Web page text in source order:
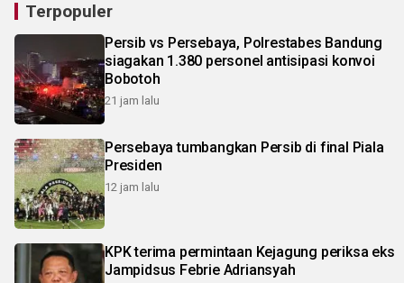
Terpopuler
Persib vs Persebaya, Polrestabes Bandung
siagakan 1.380 personel antisipasi konvoi
Bobotoh
21 jam lalu
Persebaya tumbangkan Persib di final Piala
Presiden
12 jam lalu
KPK terima permintaan Kejagung periksa eks
Jampidsus Febrie Adriansyah